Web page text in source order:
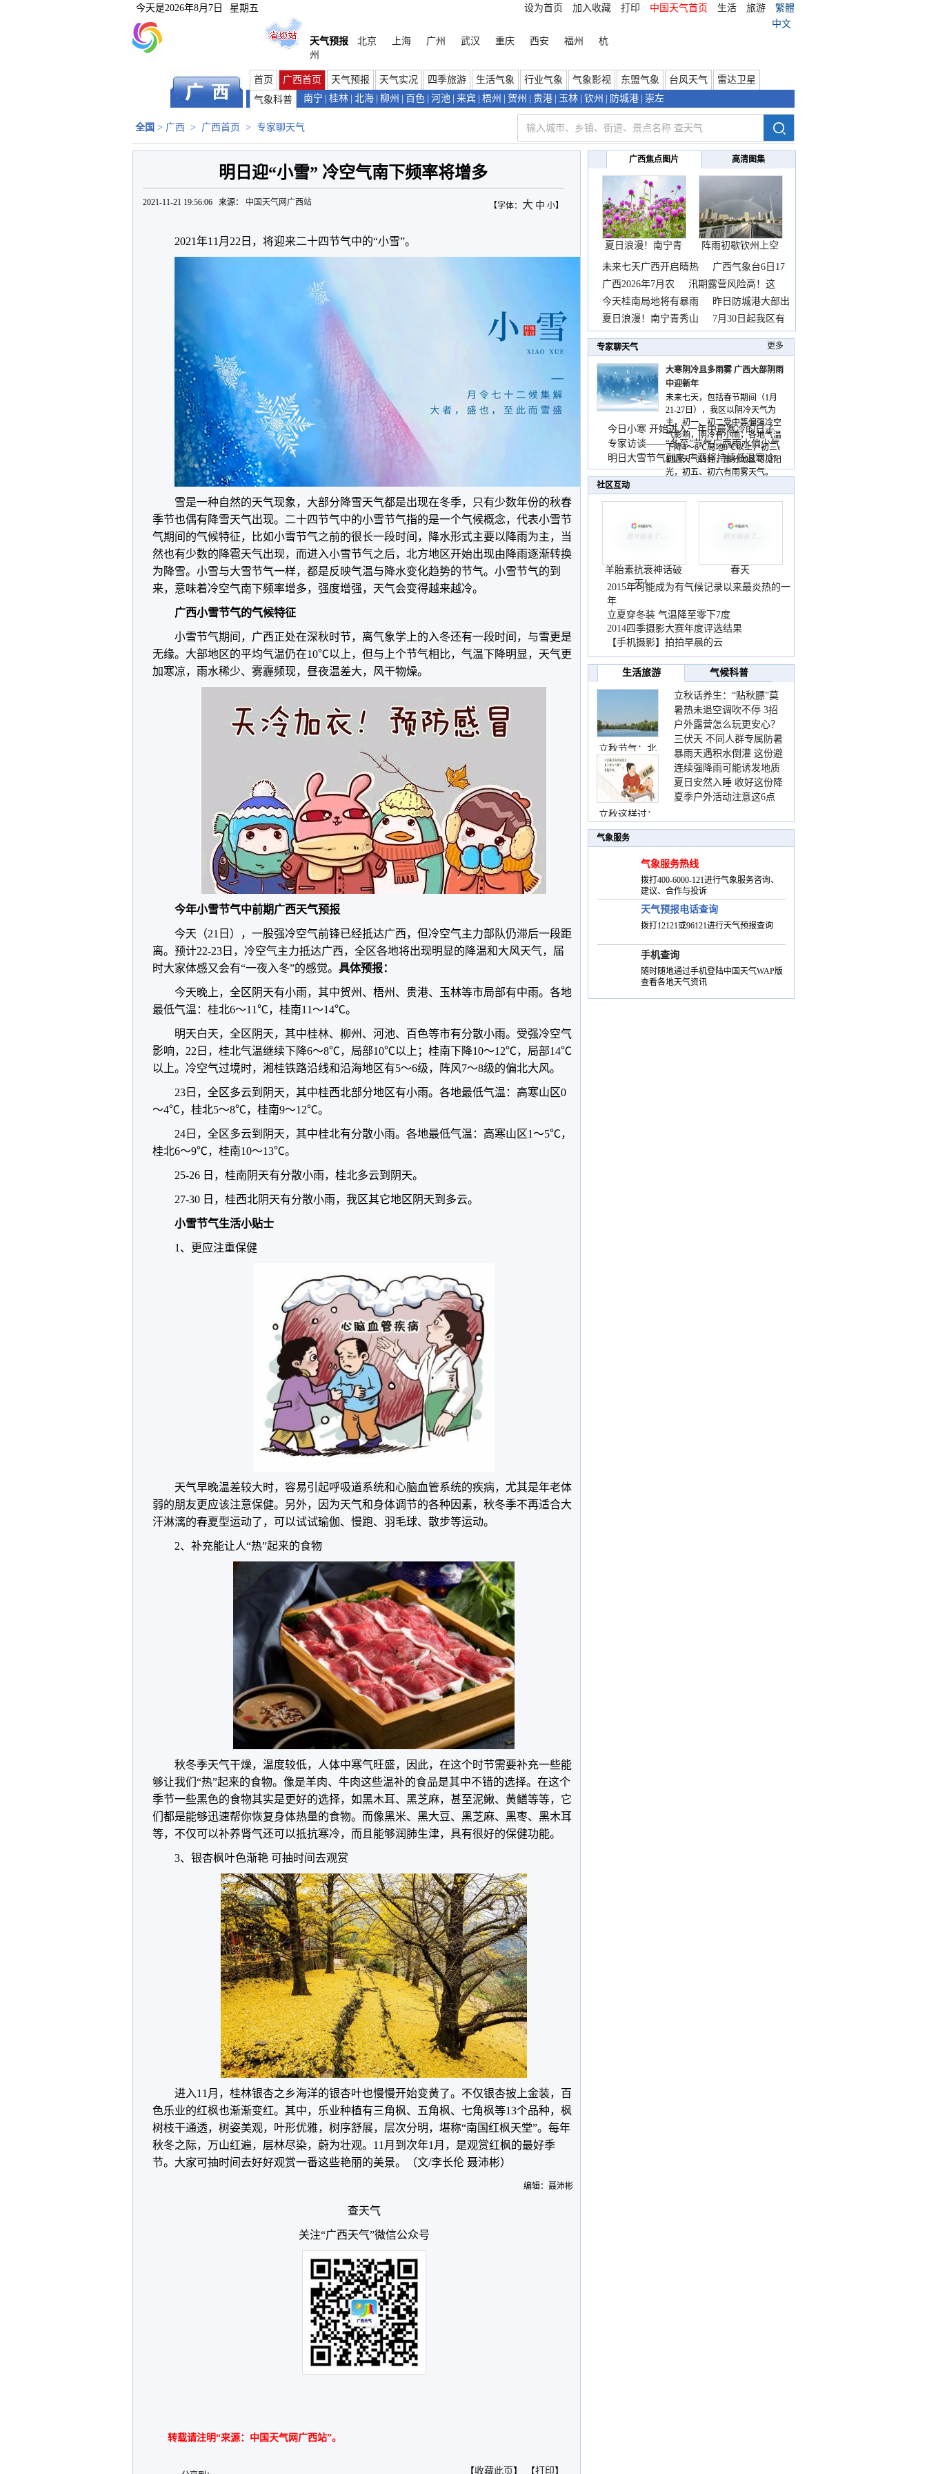
今天是2026年8月7日 星期五 设为首页 加入收藏 打印 中国天气首页 生活 旅游
繁體
中文
天气预报
北京 上海 广州 武汉 重庆 西安 福州
杭
州
首页 广西首页 天气预报 天气实况 四季旅游 生活气象 行业气象 气象影视 东盟气象 台风天气
雷达卫星
气象科普
南宁 桂林 北海 柳州 百色 河池 来宾 梧州 贺州 贵港 玉林 钦州 防城港 崇左
全国 > 广西 > 广西首页 > 专家聊天气
明日迎“小雪” 冷空气南下频率将增多
【字体： 大 中 小】
2021-11-21 19:56:06 来源： 中国天气网广西站
2021年11月22日，将迎来二十四节气中的“小雪”。
雪是一种自然的天气现象，大部分降雪天气都是出现在冬季，只有少数年份的秋春
季节也偶有降雪天气出现。二十四节气中的小雪节气指的是一个气候概念，代表小雪节
气期间的气候特征，比如小雪节气之前的很长一段时间，降水形式主要以降雨为主，当
然也有少数的降雹天气出现，而进入小雪节气之后，北方地区开始出现由降雨逐渐转换
为降雪。小雪与大雪节气一样，都是反映气温与降水变化趋势的节气。小雪节气的到
来，意味着冷空气南下频率增多，强度增强，天气会变得越来越冷。
广西小雪节气的气候特征
小雪节气期间，广西正处在深秋时节，离气象学上的入冬还有一段时间，与雪更是
无缘。大部地区的平均气温仍在10℃以上，但与上个节气相比，气温下降明显，天气更
加寒凉，雨水稀少、雾霾频现，昼夜温差大，风干物燥。
今年小雪节气中前期广西天气预报
今天（21日），一股强冷空气前锋已经抵达广西，但冷空气主力部队仍滞后一段距
离。预计22-23日，冷空气主力抵达广西，全区各地将出现明显的降温和大风天气，届
时大家体感又会有“一夜入冬”的感觉。 具体预报：
今天晚上，全区阴天有小雨，其中贺州、梧州、贵港、玉林等市局部有中雨。各地
最低气温：桂北6～11℃，桂南11～14℃。
明天白天，全区阴天，其中桂林、柳州、河池、百色等市有分散小雨。受强冷空气
影响，22日，桂北气温继续下降6～8℃，局部10℃以上；桂南下降10～12℃，局部14℃
以上。冷空气过境时，湘桂铁路沿线和沿海地区有5～6级，阵风7～8级的偏北大风。
23日，全区多云到阴天，其中桂西北部分地区有小雨。各地最低气温：高寒山区0
～4℃，桂北5～8℃，桂南9～12℃。
24日，全区多云到阴天，其中桂北有分散小雨。各地最低气温：高寒山区1～5℃，
桂北6～9℃，桂南10～13℃。
25-26 日，桂南阴天有分散小雨，桂北多云到阴天。
27-30 日，桂西北阴天有分散小雨，我区其它地区阴天到多云。
小雪节气生活小贴士
1、更应注重保健
天气早晚温差较大时，容易引起呼吸道系统和心脑血管系统的疾病，尤其是年老体
弱的朋友更应该注意保健。另外，因为天气和身体调节的各种因素，秋冬季不再适合大
汗淋漓的春夏型运动了，可以试试瑜伽、慢跑、羽毛球、散步等运动。
2、补充能让人“热”起来的食物
秋冬季天气干燥，温度较低，人体中寒气旺盛，因此，在这个时节需要补充一些能
够让我们“热”起来的食物。像是羊肉、牛肉这些温补的食品是其中不错的选择。在这个
季节一些黑色的食物其实是更好的选择，如黑木耳、黑芝麻，甚至泥鳅、黄鳝等等，它
们都是能够迅速帮你恢复身体热量的食物。而像黑米、黑大豆、黑芝麻、黑枣、黑木耳
等，不仅可以补养肾气还可以抵抗寒冷，而且能够润肺生津，具有很好的保健功能。
3、银杏枫叶色渐艳 可抽时间去观赏
进入11月，桂林银杏之乡海洋的银杏叶也慢慢开始变黄了。不仅银杏披上金装，百
色乐业的红枫也渐渐变红。其中，乐业种植有三角枫、五角枫、七角枫等13个品种，枫
树枝干通透，树姿美观，叶形优雅，树序舒展，层次分明，堪称“南国红枫天堂”。每年
秋冬之际，万山红遍，层林尽染，蔚为壮观。11月到次年1月，是观赏红枫的最好季
节。大家可抽时间去好好观赏一番这些艳丽的美景。（文/李长伦 聂沛彬）
编辑：聂沛彬
查天气
关注“广西天气”微信公众号
转载请注明“来源：中国天气网广西站”。
【收藏此页 】 【打印】
广西焦点图片 高清图集
夏日浪漫！南宁青
秀山
阵雨初歇钦州上空
邂逅
未来七天广西开启晴热
广西气象台6日17
时
广西2026年7月农
汛期露营风险高！这
份
今天桂南局地将有暴雨
昨日防城港大部出
现暴
夏日浪漫！南宁青秀山
7月30日起我区有
持
专家聊天气 更多
大寒阴冷且多雨雾 广西大部阴雨
中迎新年
未来七天，包括春节期间（1月
21-27日），我区以阴冷天气为
主，初一、初二受中等偏强冷空
气影响，阴冷有小雨，各地气温
下降4～6℃局地8℃以上，初三、
初四天气转好，部分地区可见阳
光，初五、初六有雨雾天气。
今日小寒 开始进入一年中最寒冷的日子
专家访谈——“冬至”节气广西雨水偏少气
温低
明日大雪节气到来 广西将持续低温寒冷
天气
社区互动
羊胎素抗衰神话破
灭！
春天
2015年可能成为有气候记录以来最炎热的一
年
立夏穿冬装 气温降至零下7度
2014四季摄影大赛年度评选结果
【手机摄影】拍拍早晨的云
生活旅游 气候科普
立秋节气：北
立秋这样过：
立秋话养生：“贴秋膘”莫
着急 先清暑再防燥
暑热未退空调吹不停 3招
护住肩颈不酸痛
户外露营怎么玩更安心？
这份攻略请收好
三伏天 不同人群专属防暑
要点请收好
暴雨天遇积水倒灌 这份避
险提示请收好
连续强降雨可能诱发地质
灾害 这些前兆要知道
夏日安然入睡 收好这份降
温小贴士
夏季户外活动注意这6点
气象服务
气象服务热线
拨打400-6000-121进行气象服务咨询、
建议、合作与投诉
天气预报电话查询
拨打12121或96121进行天气预报查询
手机查询
随时随地通过手机登陆中国天气WAP版
查看各地天气资讯